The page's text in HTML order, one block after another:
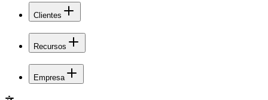
Clientes
Recursos
Empresa